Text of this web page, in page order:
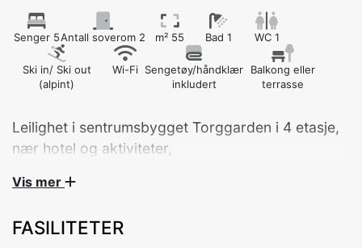
Senger 5Antall soverom 2 m² 55 Bad 1 WC 1
Ski in/ Ski out
(alpint)
Wi-Fi Sengetøy/håndklær
inkludert
Balkong eller
terrasse
Leilighet i sentrumsbygget Torggarden i 4 etasje,
nær hotel og aktiviteter,
Velkommen til vår moderne og komfortable leilighet i
Leiligheten ligger i fjerde etasje og har fantastisk utsikt
Vis mer
FASILITETER